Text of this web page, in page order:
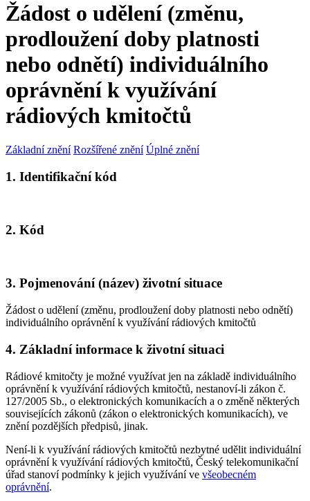
Žádost o udělení (změnu,
prodloužení doby platnosti
nebo odnětí) individuálního
oprávnění k využívání
rádiových kmitočtů
Základní znění Rozšířené znění Úplné znění
1. Identifikační kód
2. Kód
3. Pojmenování (název) životní situace
Žádost o udělení (změnu, prodloužení doby platnosti nebo odnětí)
individuálního oprávnění k využívání rádiových kmitočtů
4. Základní informace k životní situaci
Rádiové kmitočty je možné využívat jen na základě individuálního
oprávnění k využívání rádiových kmitočtů, nestanoví-li zákon č.
127/2005 Sb., o elektronických komunikacích a o změně některých
souvisejících zákonů (zákon o elektronických komunikacích), ve
znění pozdějších předpisů, jinak.
Není-li k využívání rádiových kmitočtů nezbytné udělit individuální
oprávnění k využívání rádiových kmitočtů, Český telekomunikační
úřad stanoví podmínky k jejich využívání ve všeobecném
oprávnění.